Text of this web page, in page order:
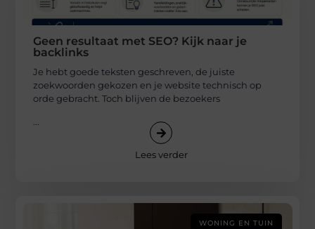
Geen resultaat met SEO? Kijk naar je
backlinks
Je hebt goede teksten geschreven, de juiste
zoekwoorden gekozen en je website technisch op
orde gebracht. Toch blijven de bezoekers
...
Lees verder
WONING EN TUIN